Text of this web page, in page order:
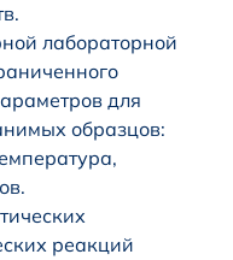
лабораторной
для
образцов:
реакций